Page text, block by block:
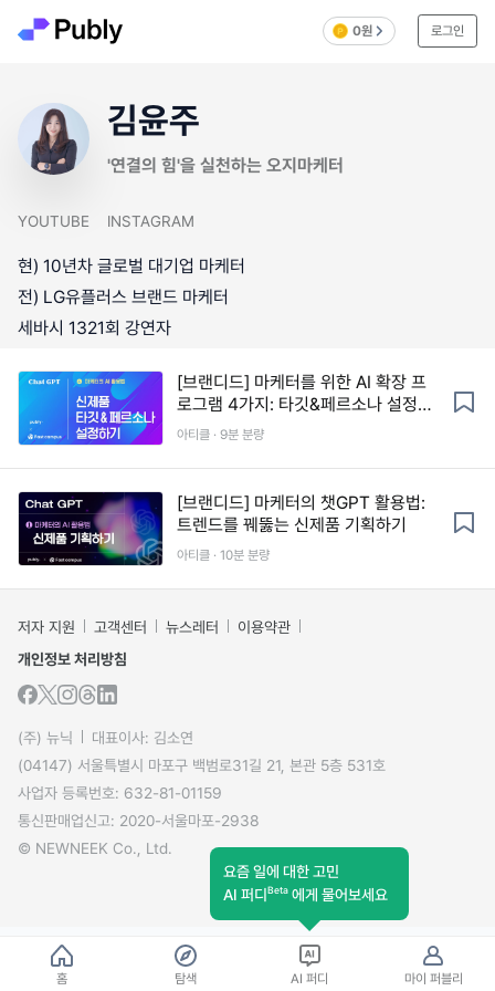
0원 로그인
김윤주
'연결의 힘'을 실천하는 오지마케터
YOUTUBE INSTAGRAM
현) 10년차 글로벌 대기업 마케터
전) LG유플러스 브랜드 마케터
세바시 1321회 강연자
[브랜디드] 마케터를 위한 AI 확장 프
로그램 4가지: 타깃&페르소나 설정하
기
아티클 · 9분 분량
[브랜디드] 마케터의 챗GPT 활용법:
트렌드를 꿰뚫는 신제품 기획하기
아티클 · 10분 분량
저자 지원 고객센터 뉴스레터
이용약관
개인정보 처리방침
(주) 뉴닉
대표이사: 김소연
(04147) 서울특별시 마포구 백범로31길 21, 본관 5층 531호
사업자 등록번호: 632-81-01159
통신판매업신고: 2020-서울마포-2938
© NEWNEEK Co., Ltd.
홈 탐색
요즘 일에 대한 고민
AI 퍼디Beta 에게 물어보세요
AI 퍼디 마이 퍼블리